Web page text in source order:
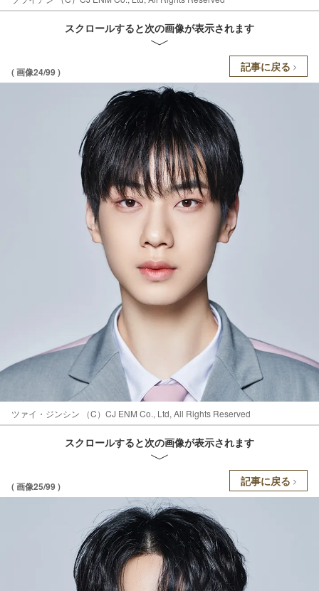
スクロールすると次の画像が表示されます
( 画像24/99 ) 記事に戻る
ツァイ・ジンシン （C）CJ ENM Co., Ltd, All Rights Reserved
スクロールすると次の画像が表示されます
( 画像25/99 ) 記事に戻る